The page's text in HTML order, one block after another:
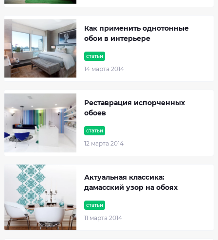
статьи
14 марта 2014
Как применить однотонные
обои в интерьере
статьи
12 марта 2014
Реставрация испорченных
обоев
статьи
11 марта 2014
Актуальная классика:
дамасский узор на обоях